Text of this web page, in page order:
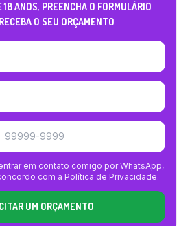
ANOS, PREENCHA O FORMULÁRIO
O SEU ORÇAMENTO
em contato comigo por WhatsApp,
com a Política de Privacidade.
UM ORÇAMENTO